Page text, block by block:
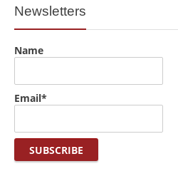
Newsletters
Name
Email*